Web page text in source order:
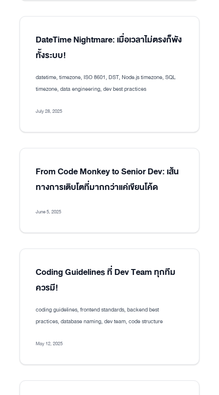
DateTime Nightmare: เมื่อเวลาไม่ตรงก็พัง
ทั้งระบบ!
datetime, timezone, ISO 8601, DST, Node.js timezone, SQL
timezone, data engineering, dev best practices
July 28, 2025
From Code Monkey to Senior Dev: เส้น
ทางการเติบโตที่มากกว่าแค่เขียนโค้ด
June 5, 2025
Coding Guidelines ที่ Dev Team ทุกทีม
ควรมี!
coding guidelines, frontend standards, backend best
practices, database naming, dev team, code structure
May 12, 2025